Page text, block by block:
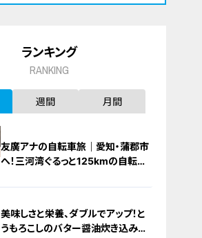
ランキング
RANKING
週間 月間
友廣アナの自転車旅｜愛知・蒲郡市
へ！三河湾ぐるっと125kmの自転車
美味しさと栄養、ダブルでアップ！と
うもろこしのバター醤油炊き込みご